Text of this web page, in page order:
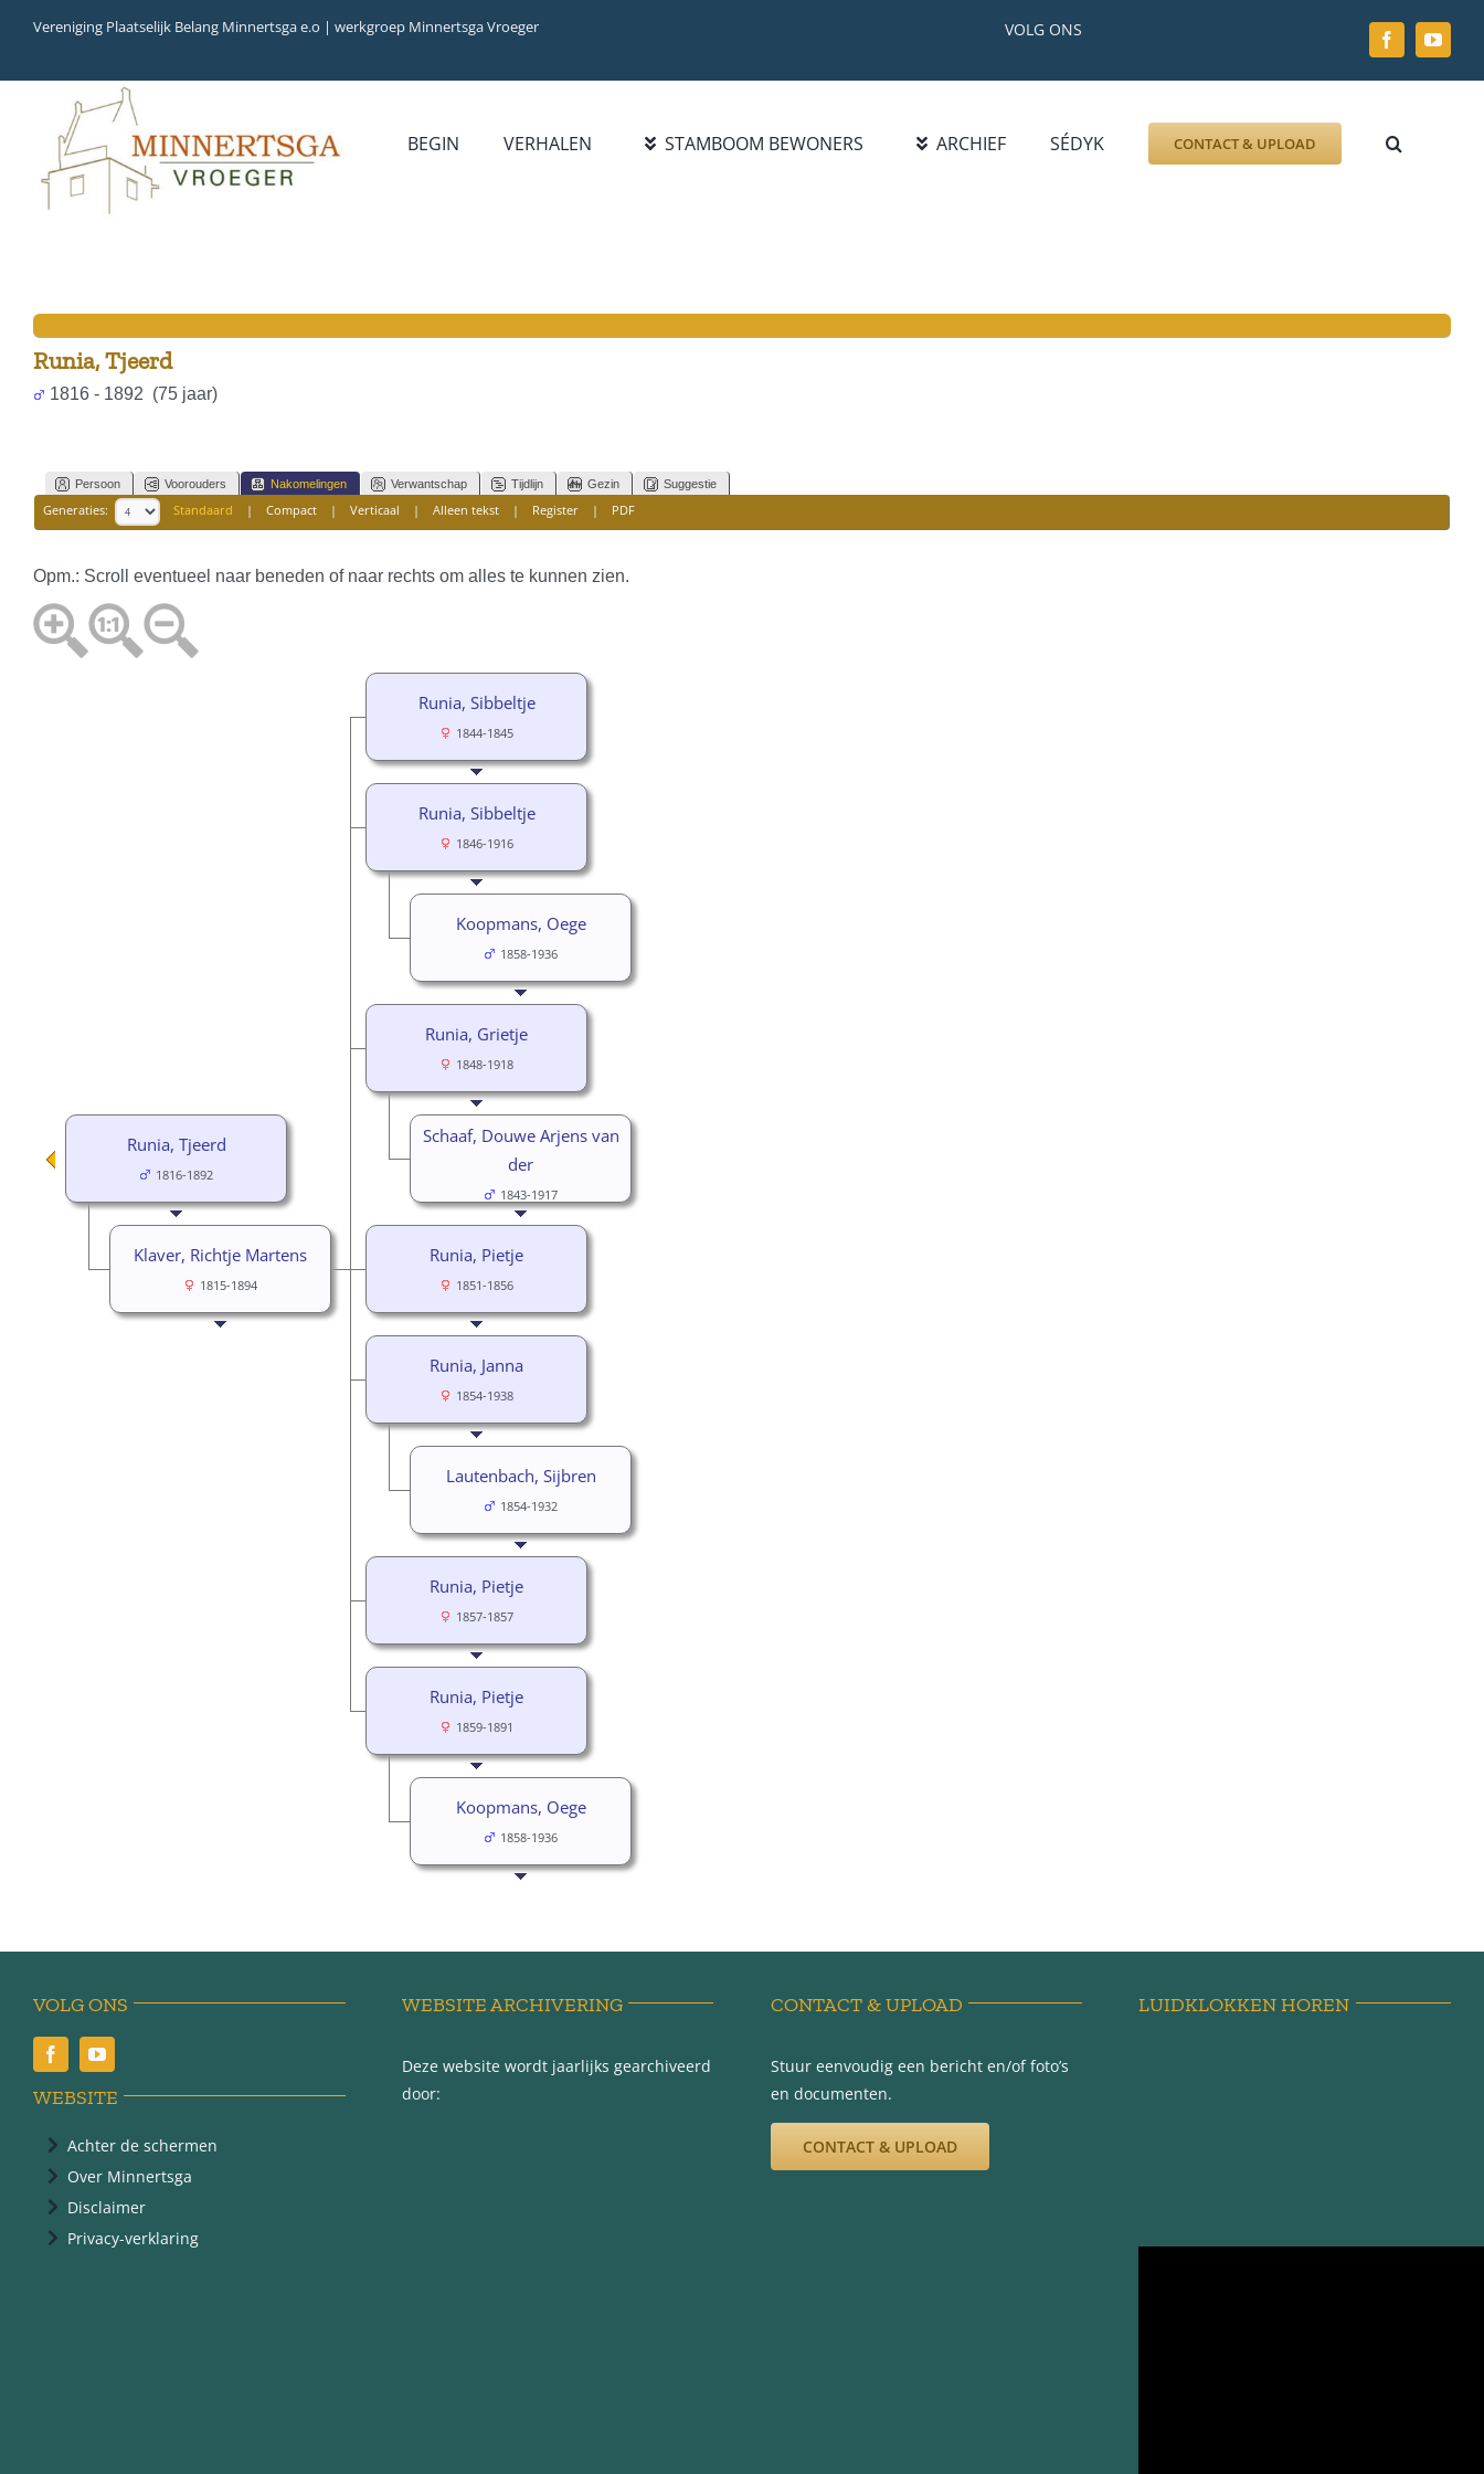
inhoud
Vereniging Plaatselijk Belang Minnertsga e.o | werkgroep Minnertsga Vroeger VOLG ONS
BEGIN VERHALEN STAMBOOM BEWONERS ARCHIEF SÉDYK CONTACT & UPLOAD
Runia, Tjeerd
1816 - 1892 (75 jaar)
Persoon Voorouders Nakomelingen Verwantschap Tijdlijn Gezin Suggestie
Generaties: Standaard | Compact| Verticaal | Alleen tekst| Register| PDF
Opm.: Scroll eventueel naar beneden of naar rechts om alles te kunnen zien.
Runia, Sibbeltje
1844-1845
Runia, Sibbeltje
1846-1916
Koopmans, Oege
1858-1936
Runia, Grietje
1848-1918
Schaaf, Douwe Arjens van
der
1843-1917
Runia, Pietje
1851-1856
Runia, Janna
1854-1938
Lautenbach, Sijbren
1854-1932
Runia, Pietje
1857-1857
Runia, Pietje
1859-1891
Koopmans, Oege
1858-1936
Runia, Tjeerd
1816-1892
Klaver, Richtje Martens
1815-1894
VOLG ONS
WEBSITE
Achter de schermen
Over Minnertsga
Disclaimer
Privacy-verklaring
WEBSITE ARCHIVERING
Deze website wordt jaarlijks gearchiveerd
door:
CONTACT & UPLOAD
Stuur eenvoudig een bericht en/of foto’s
en documenten.
CONTACT & UPLOAD
LUIDKLOKKEN HOREN